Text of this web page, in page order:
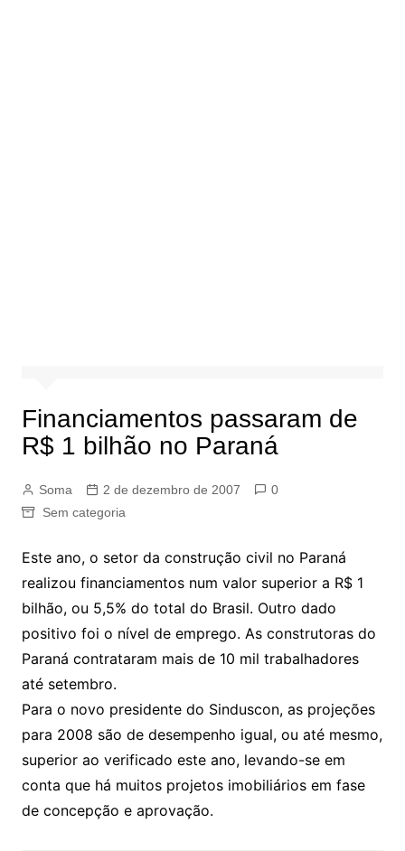
Financiamentos passaram de
R$ 1 bilhão no Paraná
Soma 2 de dezembro de 2007
0
Sem categoria
Este ano, o setor da construção civil no Paraná
realizou financiamentos num valor superior a R$ 1
bilhão, ou 5,5% do total do Brasil. Outro dado
positivo foi o nível de emprego. As construtoras do
Paraná contrataram mais de 10 mil trabalhadores
até setembro.
Para o novo presidente do Sinduscon, as projeções
para 2008 são de desempenho igual, ou até mesmo,
superior ao verificado este ano, levando-se em
conta que há muitos projetos imobiliários em fase
de concepção e aprovação.